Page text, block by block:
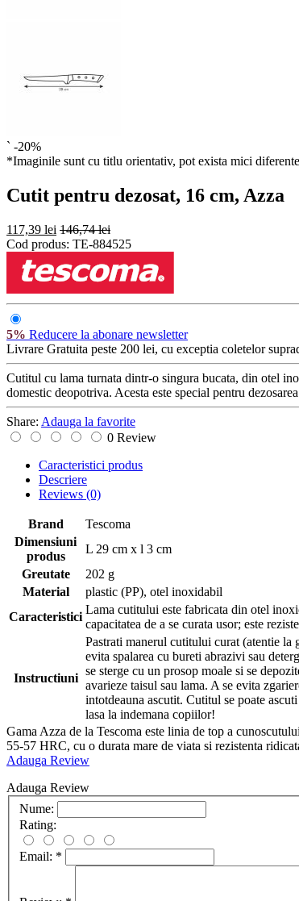
` -20%
*Imaginile sunt cu titlu orientativ, pot exista mici
Cutit pentru dezosat, 16 cm, Azza
117,39 lei 146,74 lei
Cod produs: TE-884525
5% Reducere la abonare newsletter
Livrare Gratuita peste 200 lei, cu exceptia coletelor
Cutitul cu lama turnata dintr-o singura bucata, din otel
domestic deopotriva. Acesta este special pentru
Share: Adauga la favorite
0 Review
Caracteristici produs
Descriere
Reviews (0)
Brand
Tescoma
Dimensiuni
produs
L 29 cm x l 3 cm
Greutate
202 g
Material
plastic (PP), otel inoxidabil
Caracteristici
Lama cutitului este fabricata din otel
capacitatea de a se curata usor; este
Instructiuni
Pastrati manerul cutitului curat (atentie la
evita spalarea cu bureti abrazivi sau
se sterge cu un prosop moale si se
avarieze taisul sau lama. A se evita
intotdeauna ascutit. Cutitul se poate
lasa la indemana copiilor!
Gama Azza de la Tescoma este linia de top a
55-57 HRC, cu o durata mare de viata si rezistenta
Adauga Review
Adauga Review
Nume:
Rating:
Email: *